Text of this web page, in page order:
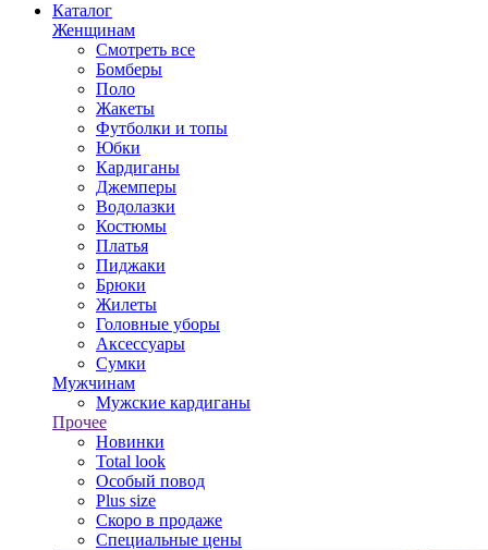
Каталог
Женщинам
Смотреть все
Бомберы
Поло
Жакеты
Футболки и топы
Юбки
Кардиганы
Джемперы
Водолазки
Костюмы
Платья
Пиджаки
Брюки
Жилеты
Головные уборы
Аксессуары
Сумки
Мужчинам
Мужские кардиганы
Прочее
Новинки
Total look
Особый повод
Plus size
Скоро в продаже
Специальные цены